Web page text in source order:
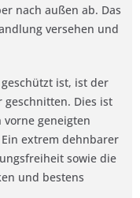
nach außen ab. Das
versehen und
ist, ist der
geschnitten. Dies ist
geneigten
extrem dehnbarer
sowie die
und bestens